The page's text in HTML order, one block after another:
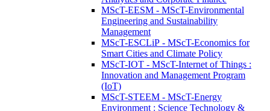
MScT-EESM - MScT-Environmental
Engineering and Sustainability
Management
MScT-ESCLiP - MScT-Economics for
Smart Cities and Climate Policy
MScT-IOT - MScT-Internet of Things :
Innovation and Management Program
(IoT)
MScT-STEEM - MScT-Energy
Environment : Science Technology &